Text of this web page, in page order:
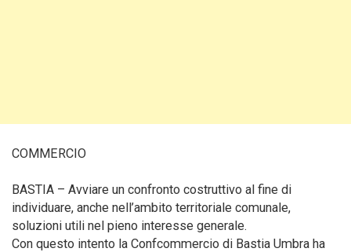
COMMERCIO
BASTIA – Avviare un confronto costruttivo al fine di
individuare, anche nell’ambito territoriale comunale,
soluzioni utili nel pieno interesse generale.
Con questo intento la Confcommercio di Bastia Umbra ha